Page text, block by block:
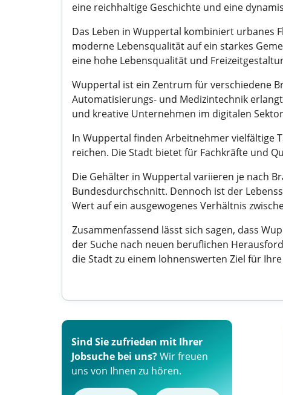
eine reichhaltige Geschichte und eine
Das Leben in Wuppertal kombiniert urbanes
moderne Lebensqualität auf ein starkes
eine hohe Lebensqualität und
Wuppertal ist ein Zentrum für verschiedene
Automatisierungs- und Medizintechnik
und kreative Unternehmen im digitalen
In Wuppertal finden Arbeitnehmer vielfältige
reichen. Die Stadt bietet für Fachkräfte und
Die Gehälter in Wuppertal variieren je nach
Bundesdurchschnitt. Dennoch ist der
Wert auf ein ausgewogenes Verhältnis
Zusammenfassend lässt sich sagen, dass
der Suche nach neuen beruflichen
die Stadt zu einem lohnenswerten Ziel für
Sind Sie zufrieden mit Ihrer
Jobsuche bei uns?Wir freuen
uns von Ihnen zu hören.